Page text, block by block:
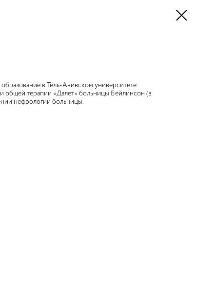
в Тель-Авивском университете.
общей терапии «Далет» больницы Бейлинсон (в
нефрологии больницы.